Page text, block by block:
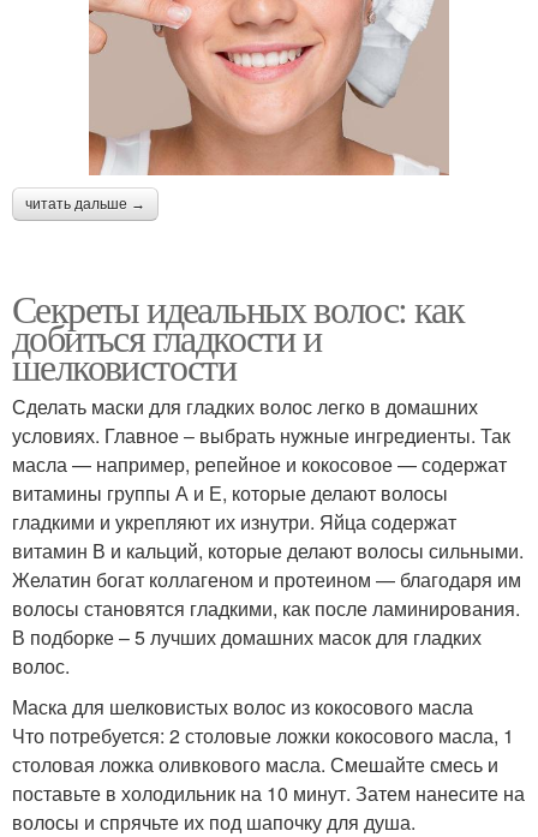
читать дальше →
Секреты идеальных волос: как
добиться гладкости и
шелковистости
Сделать маски для гладких волос легко в домашних
условиях. Главное – выбрать нужные ингредиенты. Так
масла — например, репейное и кокосовое — содержат
витамины группы А и Е, которые делают волосы
гладкими и укрепляют их изнутри. Яйца содержат
витамин В и кальций, которые делают волосы сильными.
Желатин богат коллагеном и протеином — благодаря им
волосы становятся гладкими, как после ламинирования.
В подборке – 5 лучших домашних масок для гладких
волос.
Маска для шелковистых волос из кокосового масла
Что потребуется: 2 столовые ложки кокосового масла, 1
столовая ложка оливкового масла. Смешайте смесь и
поставьте в холодильник на 10 минут. Затем нанесите на
волосы и спрячьте их под шапочку для душа.